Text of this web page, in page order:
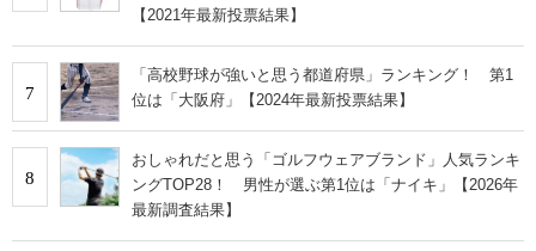
【2021年最新投票結果】
7
「高校野球が強いと思う都道府県」ランキング！ 第1
位は「大阪府」【2024年最新投票結果】
8
おしゃれだと思う「ゴルフウェアブランド」人気ランキ
ングTOP28！ 男性が選ぶ第1位は「ナイキ」【2026年
最新調査結果】